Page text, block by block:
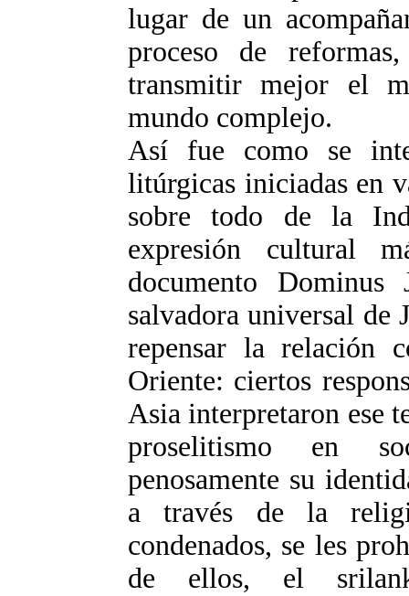
lugar de un
proceso de
transmitir mejor el
mundo complejo.
Así fue como se
litúrgicas iniciadas en
sobre todo de la
expresión cultural
documento
salvadora universal de
repensar la relación
Oriente: ciertos
Asia interpretaron ese
proselitismo en
penosamente su
a través de la
condenados, se les
de ellos, el